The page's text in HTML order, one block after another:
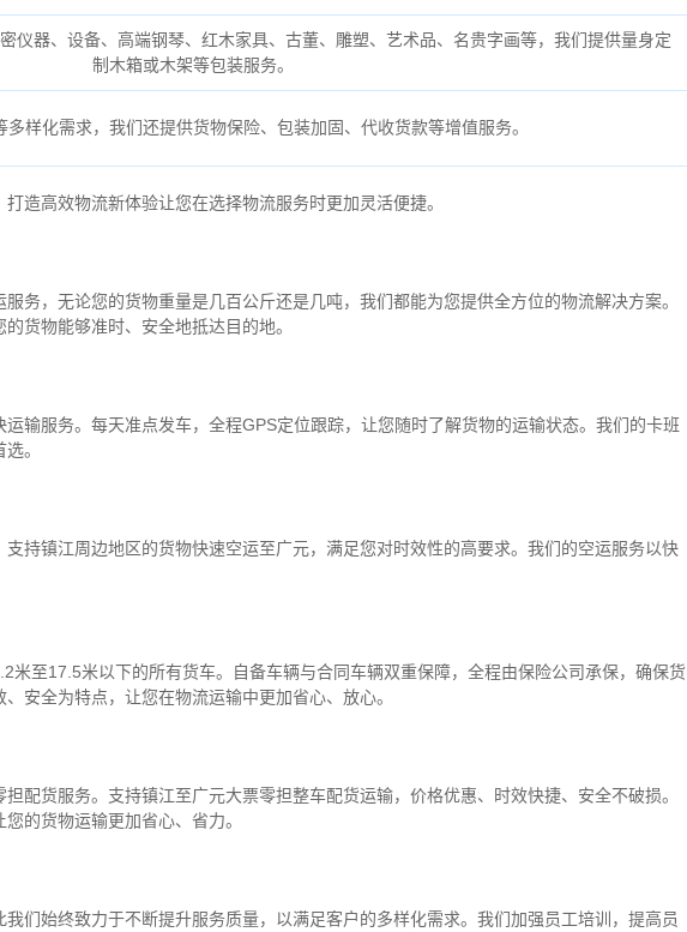
仪器、设备、高端钢琴、红木家具、古董、雕塑、艺术品、名贵字画等，我们提供量身定
制木箱或木架等包装服务。
多样化需求，我们还提供货物保险、包装加固、代收货款等增值服务。
造高效物流新体验让您在选择物流服务时更加灵活便捷。
务，无论您的货物重量是几百公斤还是几吨，我们都能为您提供全方位的物流解决方案。
货物能够准时、安全地抵达目的地。
输服务。每天准点发车，全程GPS定位跟踪，让您随时了解货物的运输状态。我们的卡班
。
持镇江周边地区的货物快速空运至广元，满足您对时效性的高要求。我们的空运服务以快
米至17.5米以下的所有货车。自备车辆与合同车辆双重保障，全程由保险公司承保，确保货
安全为特点，让您在物流运输中更加省心、放心。
配货服务。支持镇江至广元大票零担整车配货运输，价格优惠、时效快捷、安全不破损。
的货物运输更加省心、省力。
们始终致力于不断提升服务质量，以满足客户的多样化需求。我们加强员工培训，提高员